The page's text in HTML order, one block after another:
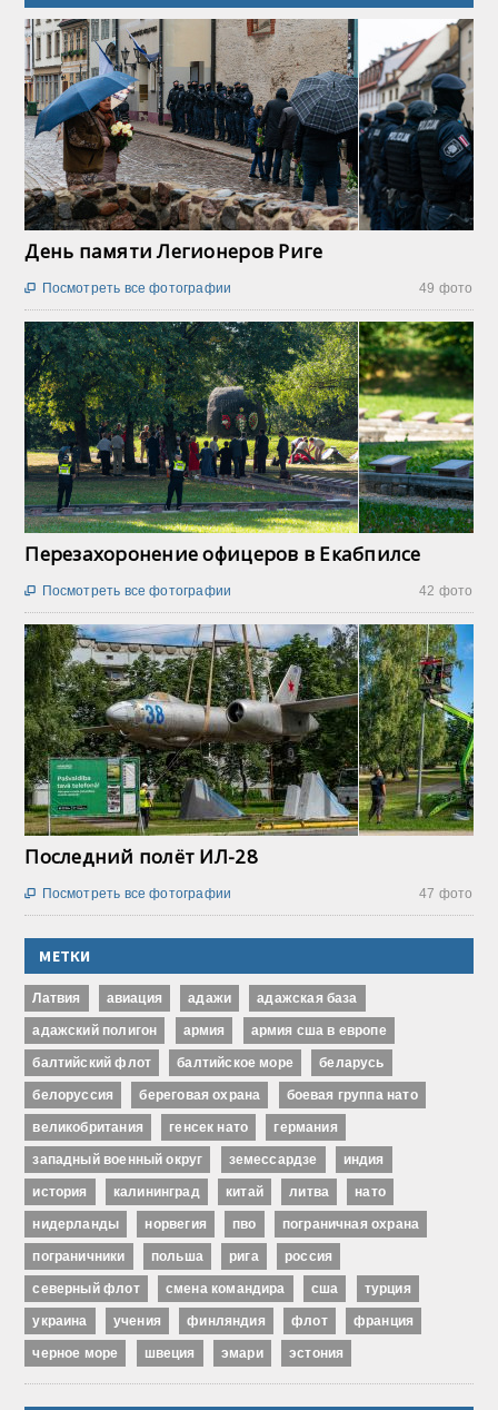
День памяти Легионеров Риге
49 фото
 Посмотреть все фотографии
Перезахоронение офицеров в Екабпилсе
42 фото
 Посмотреть все фотографии
Последний полёт ИЛ-28
47 фото
 Посмотреть все фотографии
МЕТКИ
Латвия авиация адажи адажская база
адажский полигон армия армия сша в европе
балтийский флот балтийское море беларусь
белоруссия береговая охрана боевая группа нато
великобритания генсек нато германия
западный военный округ земессардзе индия
история калининград китай литва нато
нидерланды норвегия пво пограничная охрана
пограничники польша рига россия
северный флот смена командира сша турция
украина учения финляндия флот франция
черное море швеция эмари эстония